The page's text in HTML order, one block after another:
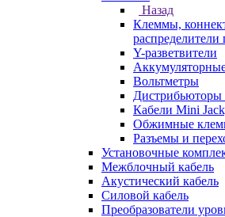
Назад
Клеммы,
распределители
Y-разветвители
Вольтметры
Дистрибьюторы
Кабели Mini
Обжимные
Разъемы и
Установочные
Межблочный кабель
Акустический кабель
Силовой кабель
Преобразователи